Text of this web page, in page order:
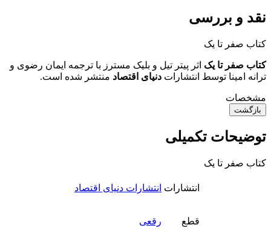
نقد و بررسی
کتاب صفر تا یک
کتاب صفر تا یک اثر پیتر تیل و بلیک مسترز با ترجمه ایمان رضوی و
ترانه امینا توسط انتشارات دنیای اقتصاد منتشر شده است.
مشخصات
بازگشت
توضیحات تکمیلی
کتاب صفر تا یک
انتشارات انتشارات دنیای اقتصاد
قطع رقعی